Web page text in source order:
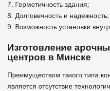
7. Герметичность здания;
8. Долговечность и надежность;
9. Возможность установки
Изготовление
центров в Минске
Преимуществом такого типа
является отсутствие